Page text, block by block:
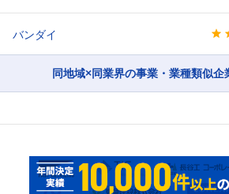
バンダイ
同地域×同業界の事業・業種類似企